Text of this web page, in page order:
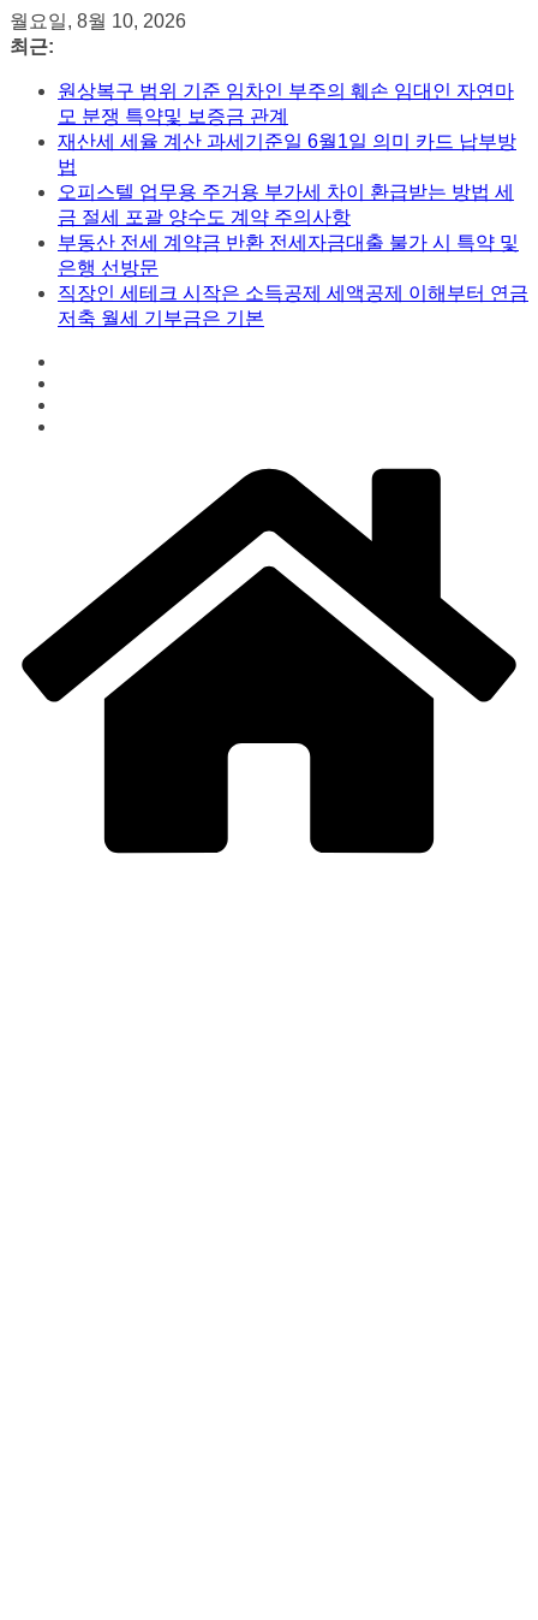
콘
텐
월요일, 8월 10, 2026
최근:
원상복구 범위 기준 임차인 부주의 훼손 임대인 자연마
모 분쟁 특약및 보증금 관계
재산세 세율 계산 과세기준일 6월1일 의미 카드 납부방
법
오피스텔 업무용 주거용 부가세 차이 환급받는 방법 세
금 절세 포괄 양수도 계약 주의사항
부동산 전세 계약금 반환 전세자금대출 불가 시 특약 및
은행 선방문
직장인 세테크 시작은 소득공제 세액공제 이해부터 연금
저축 월세 기부금은 기본